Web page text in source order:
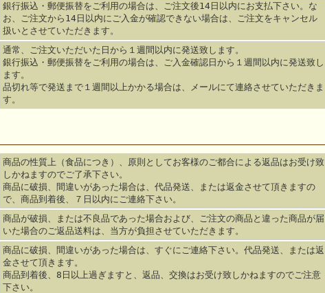
銀行振込・郵便振替をご利用の場合は、ご注文後14日以内にお支払下さい。な
お、ご注文から14日以内にご入金が確認できない場合は、ご注文をキャンセル
扱いとさせていただきます。
通常、ご注文いただいた日から１週間以内に発送致します。
銀行振込・郵便振替をご利用の場合は、ご入金確認日から１週間以内に発送致し
ます。
品切れ等で発送まで１週間以上かかる場合は、メールにて連絡させていただきま
す。
商品の性質上（食品につき）、原則としてお客様のご都合による返品はお受け致
しかねますのでご了承下さい。
商品に破損、間違いがあった場合は、代品発送、または返金させて頂きますの
で、商品到着後、７日以内にご連絡下さい。
商品が破損、または不良品であった場合および、ご注文の商品と違った商品が届
いた場合のご返品送料は、当方が負担させていただきます。
商品に破損、間違いがあった場合は、すぐにご連絡下さい。代品発送、または返
金させて頂きます。
商品到着後、8日以上過ぎますと、返品、交換はお受け致しかねますのでご注意
下さい。